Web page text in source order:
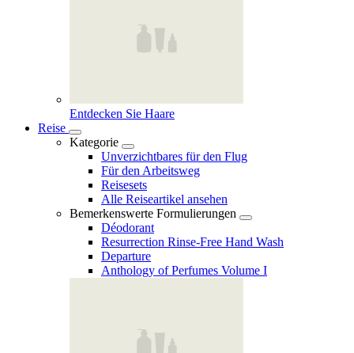
Entdecken Sie Haare
Reise
Kategorie
Unverzichtbares für den Flug
Für den Arbeitsweg
Reisesets
Alle Reiseartikel ansehen
Bemerkenswerte Formulierungen
Déodorant
Resurrection Rinse‑Free Hand Wash
Departure
Anthology of Perfumes Volume I